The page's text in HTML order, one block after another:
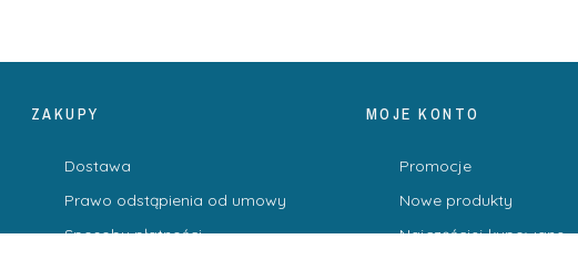
ZAKUPY
Dostawa
Prawo odstąpienia od umowy
Sposoby płatności
MOJE KONTO
Promocje
Nowe produkty
Najczęściej kupowane